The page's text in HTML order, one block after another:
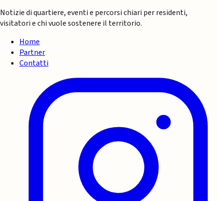
Notizie di quartiere, eventi e percorsi chiari per residenti,
visitatori e chi vuole sostenere il territorio.
Home
Partner
Contatti